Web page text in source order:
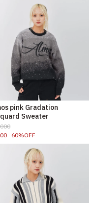
pink Gradation
Sweater
60%OFF